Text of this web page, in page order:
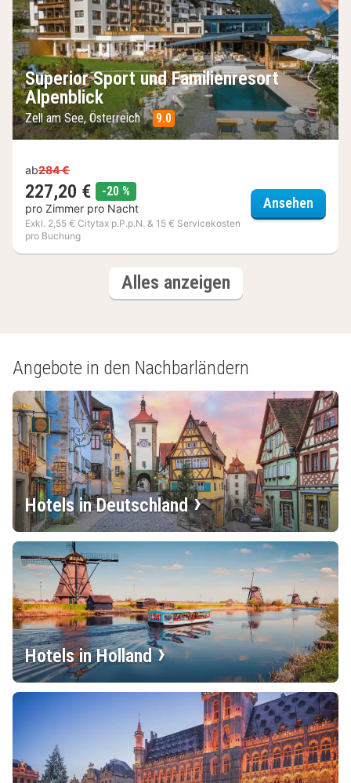
Superior Sport und Familienresort
Alpenblick
Zell am See, Österreich 9.0
ab284 €
227,20 € -20 %
pro Zimmer pro Nacht
Exkl. 2,55 € Citytax p.P.p.N. & 15 € Servicekosten
pro Buchung
Ansehen
Alles anzeigenErgebnisse
Angebote in den Nachbarländern
Hotels in Deutschland
Hotels in Holland